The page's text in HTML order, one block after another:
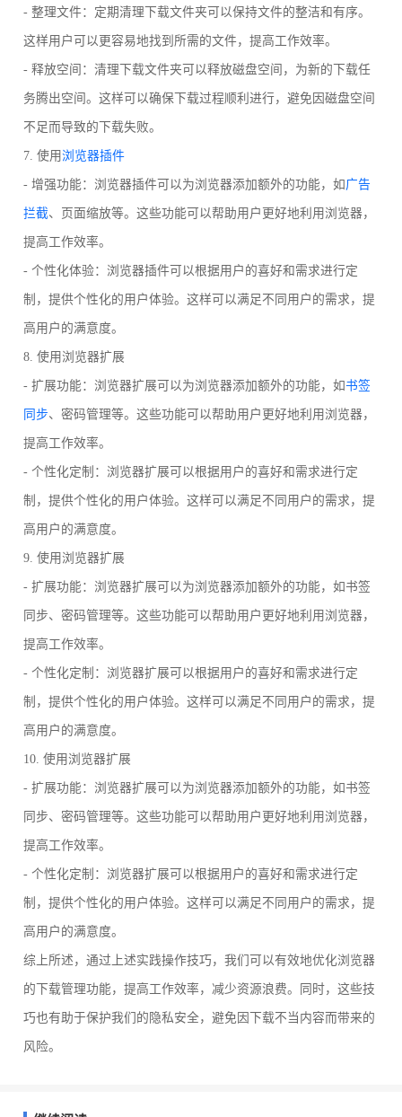
- 整理文件：定期清理下载文件夹可以保持文件的整洁和有序。
这样用户可以更容易地找到所需的文件，提高工作效率。
- 释放空间：清理下载文件夹可以释放磁盘空间，为新的下载任
务腾出空间。这样可以确保下载过程顺利进行，避免因磁盘空间
不足而导致的下载失败。
7. 使用浏览器插件
- 增强功能：浏览器插件可以为浏览器添加额外的功能，如广告
拦截、页面缩放等。这些功能可以帮助用户更好地利用浏览器，
提高工作效率。
- 个性化体验：浏览器插件可以根据用户的喜好和需求进行定
制，提供个性化的用户体验。这样可以满足不同用户的需求，提
高用户的满意度。
8. 使用浏览器扩展
- 扩展功能：浏览器扩展可以为浏览器添加额外的功能，如书签
同步、密码管理等。这些功能可以帮助用户更好地利用浏览器，
提高工作效率。
- 个性化定制：浏览器扩展可以根据用户的喜好和需求进行定
制，提供个性化的用户体验。这样可以满足不同用户的需求，提
高用户的满意度。
9. 使用浏览器扩展
- 扩展功能：浏览器扩展可以为浏览器添加额外的功能，如书签
同步、密码管理等。这些功能可以帮助用户更好地利用浏览器，
提高工作效率。
- 个性化定制：浏览器扩展可以根据用户的喜好和需求进行定
制，提供个性化的用户体验。这样可以满足不同用户的需求，提
高用户的满意度。
10. 使用浏览器扩展
- 扩展功能：浏览器扩展可以为浏览器添加额外的功能，如书签
同步、密码管理等。这些功能可以帮助用户更好地利用浏览器，
提高工作效率。
- 个性化定制：浏览器扩展可以根据用户的喜好和需求进行定
制，提供个性化的用户体验。这样可以满足不同用户的需求，提
高用户的满意度。
综上所述，通过上述实践操作技巧，我们可以有效地优化浏览器
的下载管理功能，提高工作效率，减少资源浪费。同时，这些技
巧也有助于保护我们的隐私安全，避免因下载不当内容而带来的
风险。